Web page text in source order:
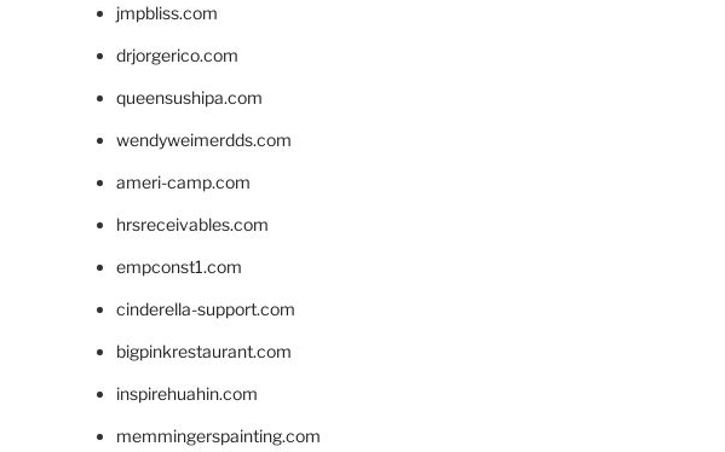
jmpbliss.com
drjorgerico.com
queensushipa.com
wendyweimerdds.com
ameri-camp.com
hrsreceivables.com
empconst1.com
cinderella-support.com
bigpinkrestaurant.com
inspirehuahin.com
memmingerspainting.com